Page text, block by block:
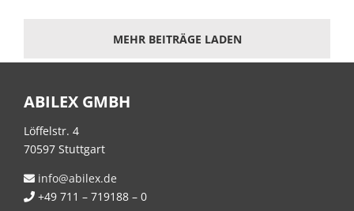
MEHR BEITRÄGE LADEN
ABILEX GMBH
Löffelstr. 4
70597 Stuttgart
info@abilex.de
+49 711 – 719188 – 0